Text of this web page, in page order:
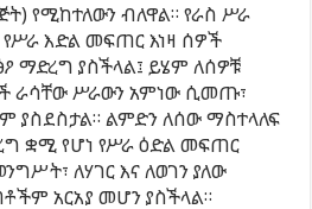
የሚከተለውን ብለዋል። የራስ ሥራ
እድል መፍጠር እነዛ ሰዎች
ማድረግ ያስችላል፤ ይሄም ለሰዎቹ
ራሳቸው ሥራውን አምነው ሲመጡ፣
ልምድን ለሰው ማስተላለፍ
ቋሚ የሆነ የሥራ ዕድል መፍጠር
ለሃገር እና ለወገን ያለው
አርአያ መሆን ያስችላል።